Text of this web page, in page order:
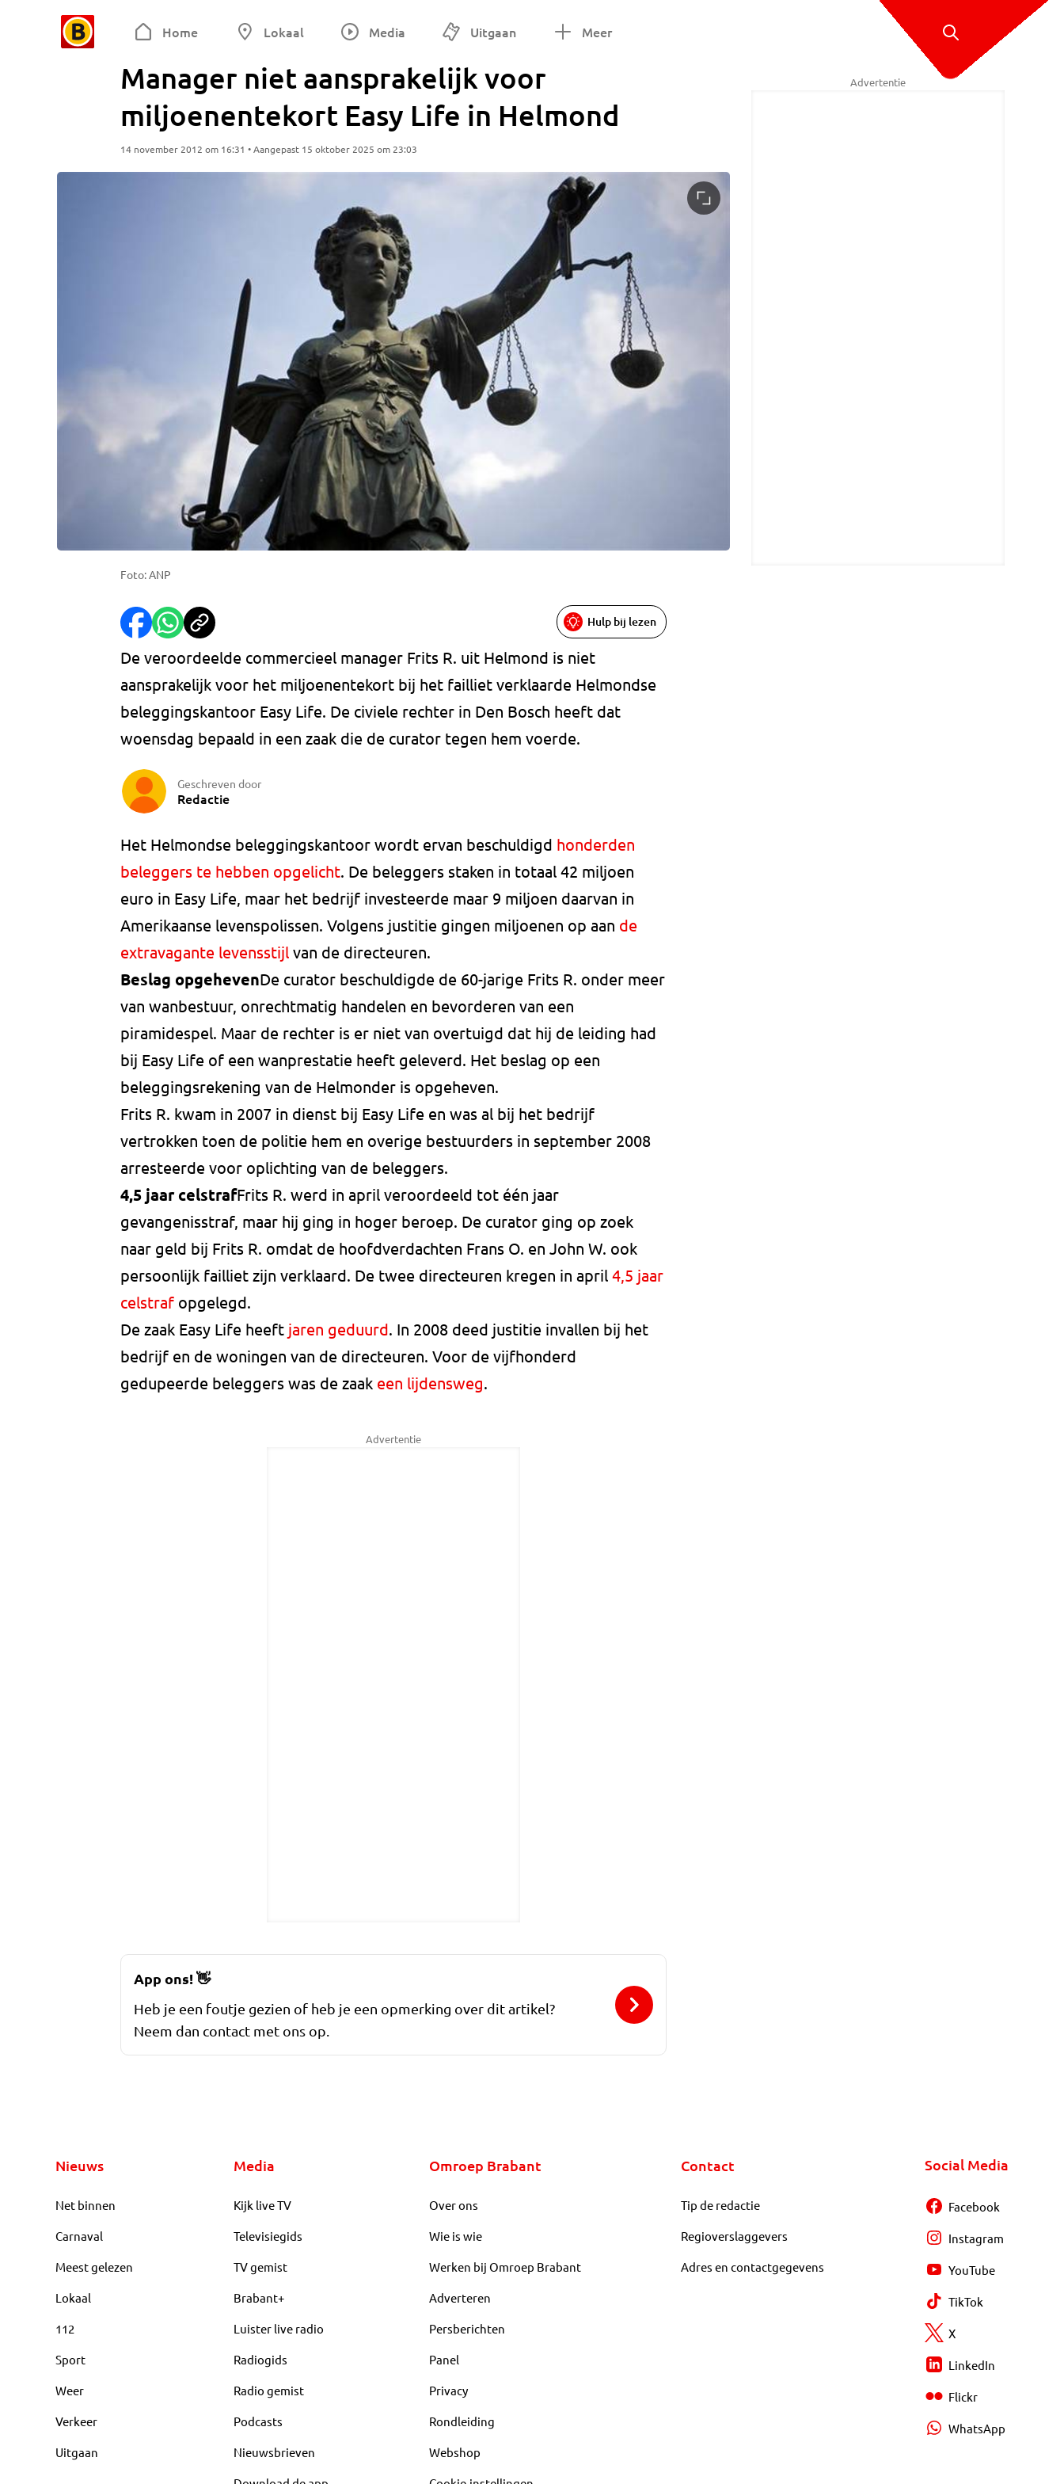
Home Lokaal Media Uitgaan Meer
Manager niet aansprakelijk voor
miljoenentekort Easy Life in Helmond
14 november 2012 om 16:31 • Aangepast 15 oktober 2025 om 23:03
Foto: ANP
Hulp bij lezen
De veroordeelde commercieel manager Frits R. uit Helmond is niet
aansprakelijk voor het miljoenentekort bij het failliet verklaarde Helmondse
beleggingskantoor Easy Life. De civiele rechter in Den Bosch heeft dat
woensdag bepaald in een zaak die de curator tegen hem voerde.
Geschreven door
Redactie
Het Helmondse beleggingskantoor wordt ervan beschuldigd honderden
beleggers te hebben opgelicht. De beleggers staken in totaal 42 miljoen
euro in Easy Life, maar het bedrijf investeerde maar 9 miljoen daarvan in
Amerikaanse levenspolissen. Volgens justitie gingen miljoenen op aan de
extravagante levensstijl van de directeuren.
Beslag opgehevenDe curator beschuldigde de 60-jarige Frits R. onder meer
van wanbestuur, onrechtmatig handelen en bevorderen van een
piramidespel. Maar de rechter is er niet van overtuigd dat hij de leiding had
bij Easy Life of een wanprestatie heeft geleverd. Het beslag op een
beleggingsrekening van de Helmonder is opgeheven.
Frits R. kwam in 2007 in dienst bij Easy Life en was al bij het bedrijf
vertrokken toen de politie hem en overige bestuurders in september 2008
arresteerde voor oplichting van de beleggers.
4,5 jaar celstrafFrits R. werd in april veroordeeld tot één jaar
gevangenisstraf, maar hij ging in hoger beroep. De curator ging op zoek
naar geld bij Frits R. omdat de hoofdverdachten Frans O. en John W. ook
persoonlijk failliet zijn verklaard. De twee directeuren kregen in april 4,5 jaar
celstraf opgelegd.
De zaak Easy Life heeft jaren geduurd. In 2008 deed justitie invallen bij het
bedrijf en de woningen van de directeuren. Voor de vijfhonderd
gedupeerde beleggers was de zaak een lijdensweg.
Advertentie
Advertentie
App ons!👋
Heb je een foutje gezien of heb je een opmerking over dit artikel?
Neem dan contact met ons op.
Nieuws
Net binnen
Carnaval
Meest gelezen
Lokaal
112
Sport
Weer
Verkeer
Uitgaan
Media
Kijk live TV
Televisiegids
TV gemist
Brabant+
Luister live radio
Radiogids
Radio gemist
Podcasts
Nieuwsbrieven
Omroep Brabant
Over ons
Wie is wie
Werken bij Omroep Brabant
Adverteren
Persberichten
Panel
Privacy
Rondleiding
Webshop
Contact
Tip de redactie
Regioverslaggevers
Adres en contactgegevens
Social Media
Facebook
Instagram
YouTube
TikTok
X
LinkedIn
Flickr
WhatsApp